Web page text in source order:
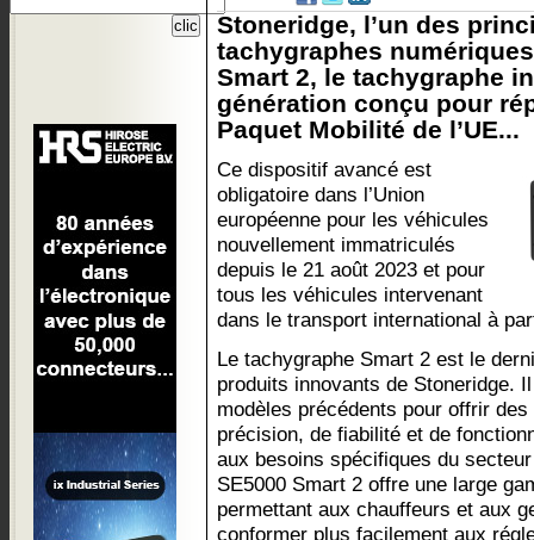
Stoneridge, l’un des
tachygraphes
Smart 2, le tachygraphe
génération conçu pour
Paquet Mobilité de l’UE...
Ce dispositif avancé est
obligatoire dans l’Union
européenne pour les véhicules
nouvellement immatriculés
depuis le 21 août 2023 et pour
tous les véhicules intervenant
dans le transport international à
Le tachygraphe Smart 2 est le
produits innovants de Stoneridge.
modèles précédents pour offrir
précision, de fiabilité et de
aux besoins spécifiques du
SE5000 Smart 2 offre une large
permettant aux chauffeurs et aux
conformer plus facilement aux